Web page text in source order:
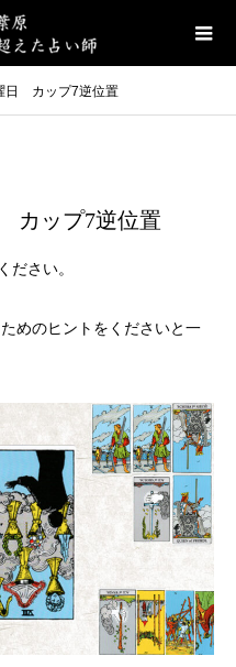
日 カップ7逆位置
カップ7逆位置
ださい。
めのヒントをくださいと一